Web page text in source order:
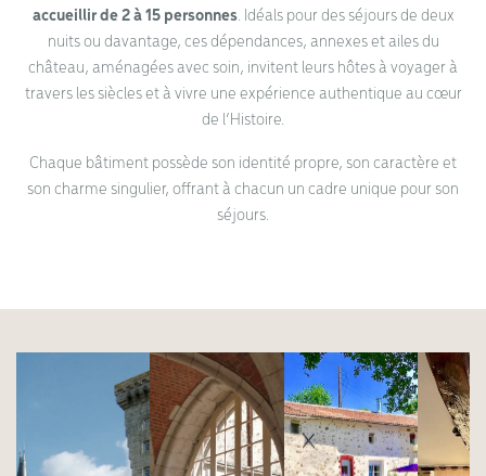
accueillir de 2 à 15 personnes. Idéals pour des séjours de deux
nuits ou davantage, ces dépendances, annexes et ailes du
château, aménagées avec soin, invitent leurs hôtes à voyager à
travers les siècles et à vivre une expérience authentique au cœur
de l’Histoire.
Chaque bâtiment possède son identité propre, son caractère et
son charme singulier, offrant à chacun un cadre unique pour son
séjours.